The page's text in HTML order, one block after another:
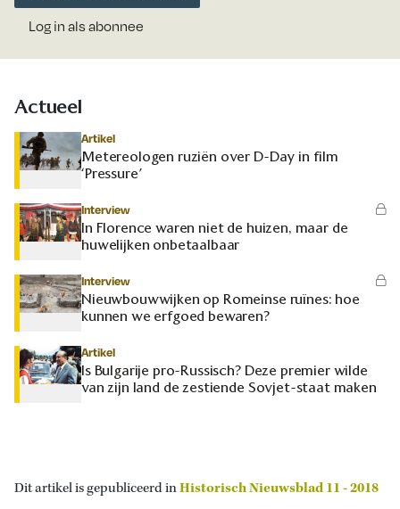
Log in als abonnee
Actueel
Artikel
Metereologen ruziën over D-Day in film
‘Pressure’
Interview
In Florence waren niet de huizen, maar de
huwelijken onbetaalbaar
Interview
Nieuwbouwwijken op Romeinse ruïnes: hoe
kunnen we erfgoed bewaren?
Artikel
Is Bulgarije pro-Russisch? Deze premier wilde
van zijn land de zestiende Sovjet-staat maken
Dit artikel is gepubliceerd inHistorisch Nieuwsblad 11 - 2018